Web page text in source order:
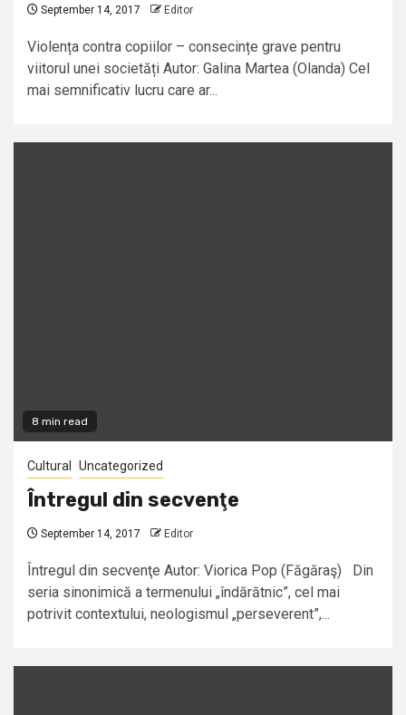
September 14, 2017 Editor
Violența contra copiilor – consecințe grave pentru
viitorul unei societăți Autor: Galina Martea (Olanda) Cel
mai semnificativ lucru care ar...
8 min read
Cultural Uncategorized
Întregul din secvenţe
September 14, 2017 Editor
Întregul din secvenţe Autor: Viorica Pop (Făgăraş) Din
seria sinonimică a termenului „îndărătnic”, cel mai
potrivit contextului, neologismul „perseverent”,...